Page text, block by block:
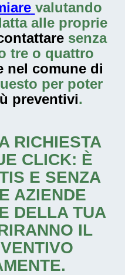
valutando
alle proprie
senza
tre o quattro
nel comune di
per poter
preventivi.
RICHIESTA
CLICK: È
E SENZA
AZIENDE
DELLA TUA
IL